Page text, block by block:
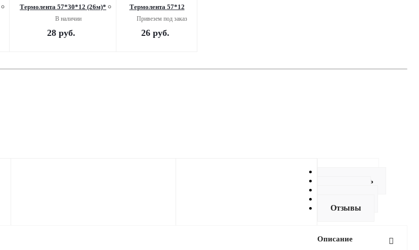
Термолента 57*30*12 (26м)*
В наличии
28 руб.
Термолента 57*12
Привезем под заказ
26руб.
Как купить
Отзывы
Описание